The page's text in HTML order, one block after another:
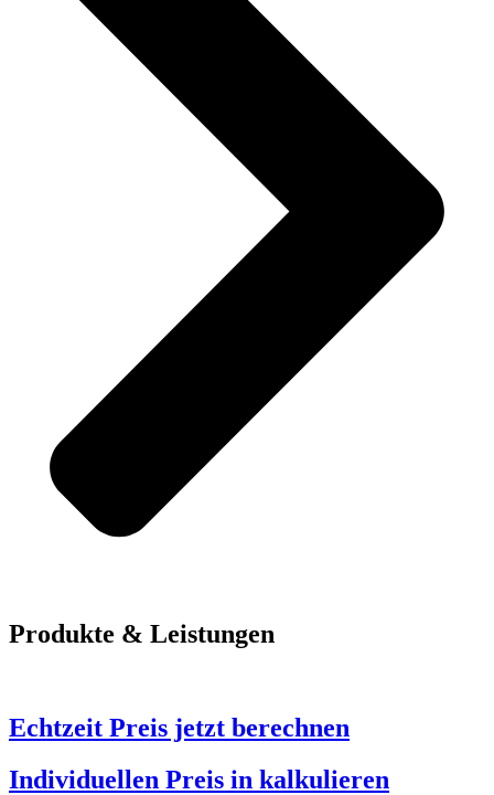
Produkte & Leistungen
Echtzeit Preis jetzt berechnen
Individuellen Preis in kalkulieren